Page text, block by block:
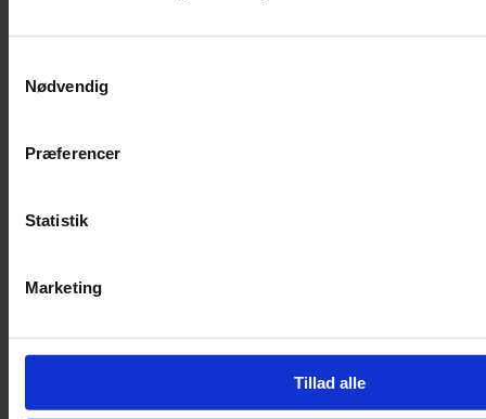
Nødvendig
Præferencer
Statistik
Marketing
Tillad alle
Savsmuld
Bommuld